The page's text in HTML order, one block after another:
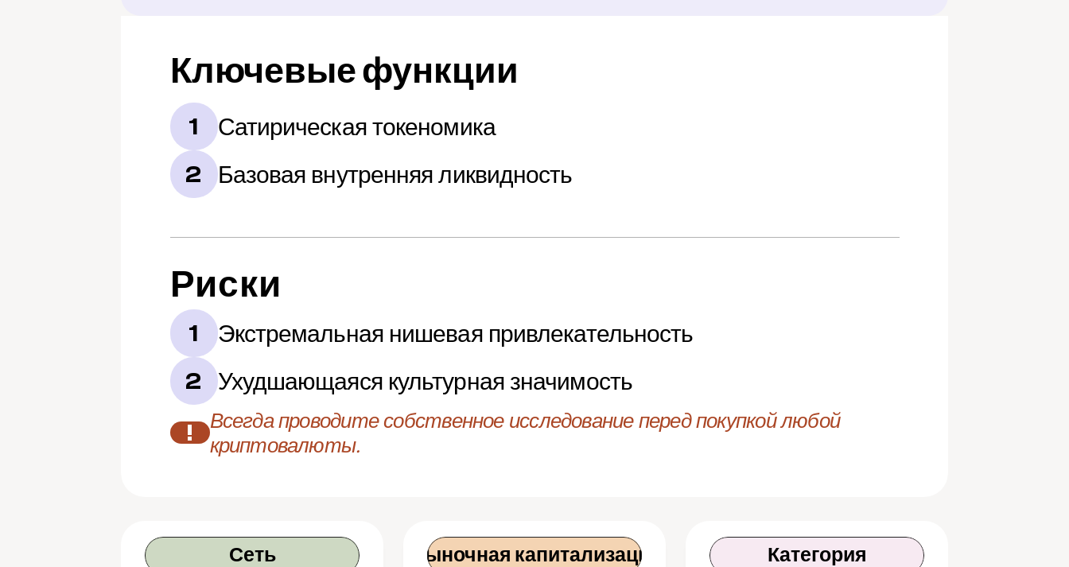
Ключевые функции
1 Сатирическая токеномика
2 Базовая внутренняя ликвидность
Риски
1 Экстремальная нишевая привлекательность
2 Ухудшающаяся культурная значимость
!
Всегда проводите собственное исследование перед покупкой любой
криптовалюты.
Сеть Рыночная капитализация Категория